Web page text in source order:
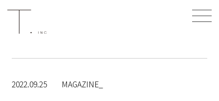
2022.09.25 MAGAZINE_